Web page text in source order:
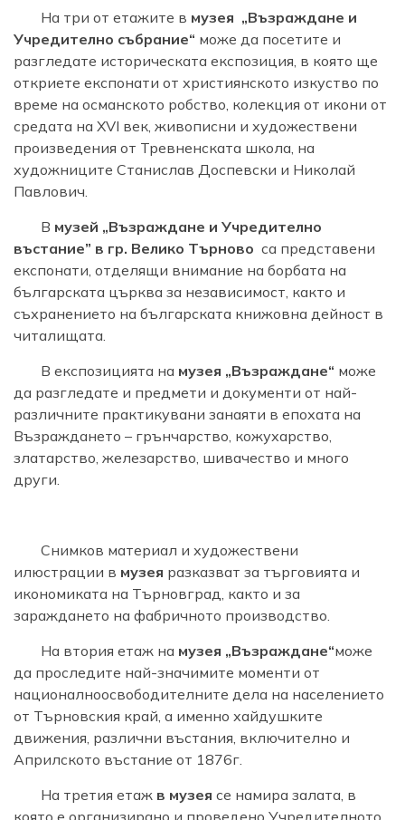
На три от етажите в музея „Възраждане и
Учредително събрание“ може да посетите и
разгледате историческата експозиция, в която ще
откриете експонати от християнското изкуство по
време на османското робство, колекция от икони от
средата на XVI век, живописни и художествени
произведения от Тревненската школа, на
художниците Станислав Доспевски и Николай
Павлович.
В музей „Възраждане и Учредително
въстание” в гр. Велико Търново са представени
експонати, отделящи внимание на борбата на
българската църква за независимост, както и
съхранението на българската книжовна дейност в
читалищата.
В експозицията на музея „Възраждане“ може
да разгледате и предмети и документи от най-
различните практикувани занаяти в епохата на
Възраждането – грънчарство, кожухарство,
златарство, железарство, шивачество и много
други.
Снимков материал и художествени
илюстрации в музея разказват за търговията и
икономиката на Търновград, както и за
зараждането на фабричното производство.
На втория етаж на музея „Възраждане“може
да проследите най-значимите моменти от
националноосвободителните дела на населението
от Търновския край, а именно хайдушките
движения, различни въстания, включително и
Априлското въстание от 1876г.
На третия етаж в музея се намира залата, в
която е организирано и проведено Учредителното